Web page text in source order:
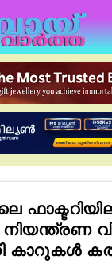
നിയന്ത്രണ
കാറുകൾ